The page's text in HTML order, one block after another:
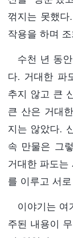
꺾지는 못했
작용을 하며
수천 년 동
다. 거대한 파
추지 않고 큰
큰 산은 거대
지는 않았다.
속 만물은 그
거대한 파도는
를 이루고 서
이야기는 여
주된 내용이